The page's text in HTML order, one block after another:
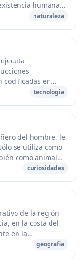
humana
nos volvemos
naturaleza
codificadas en
que definentecnologia
del hombre, le
se utiliza como
como animal
curiosidades
de la región
en la costa del
en la
Es la terc...geografia